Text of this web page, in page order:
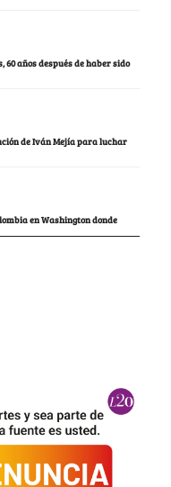
años después de haber sido
de Iván Mejía para luchar
en Washington donde